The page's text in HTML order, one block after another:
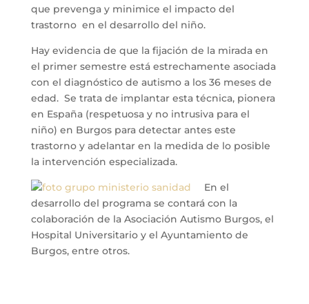
que prevenga y minimice el impacto del
trastorno en el desarrollo del niño.
Hay evidencia de que la fijación de la mirada en
el primer semestre está estrechamente asociada
con el diagnóstico de autismo a los 36 meses de
edad. Se trata de implantar esta técnica, pionera
en España (respetuosa y no intrusiva para el
niño) en Burgos para detectar antes este
trastorno y adelantar en la medida de lo posible
la intervención especializada.
En el
desarrollo del programa se contará con la
colaboración de la Asociación Autismo Burgos, el
Hospital Universitario y el Ayuntamiento de
Burgos, entre otros.